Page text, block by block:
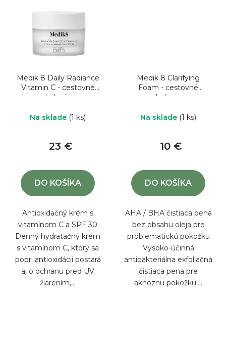
Medik 8 Daily Radiance
Vitamin C - cestovné
balenie
Na sklade (1 ks)
23 €
DO KOŠÍKA
Antioxidačný krém s
vitamínom C a SPF 30
Denný hydratačný krém
s vitamínom C, ktorý sa
popri antioxidácii postará
aj o ochranu pred UV
žiarením,...
Medik 8 Clarifying
Foam - cestovné
balenie
Na sklade (1 ks)
10 €
DO KOŠÍKA
AHA / BHA čistiaca pena
bez obsahu oleja pre
problematickú pokožku
Vysoko-účinná
antibakteriálna exfoliačná
čistiaca pena pre
aknóznu pokožku....